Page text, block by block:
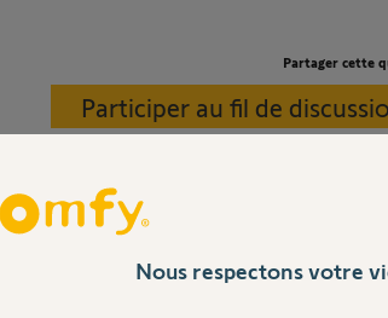
Partager cette
Participer au fil de
Nous respectons votre